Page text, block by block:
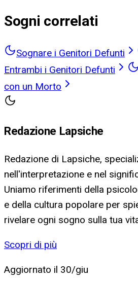
Sogni correlati
Sognare i Genitori Defunti
Entrambi i Genitori Defunti
con un Morto
Redazione Lapsiche
Redazione di Lapsiche,
nell'interpretazione e nel
Uniamo riferimenti della
e della cultura popolare per
rivelare ogni sogno sulla tua
Scopri di più
Aggiornato il 30/giu